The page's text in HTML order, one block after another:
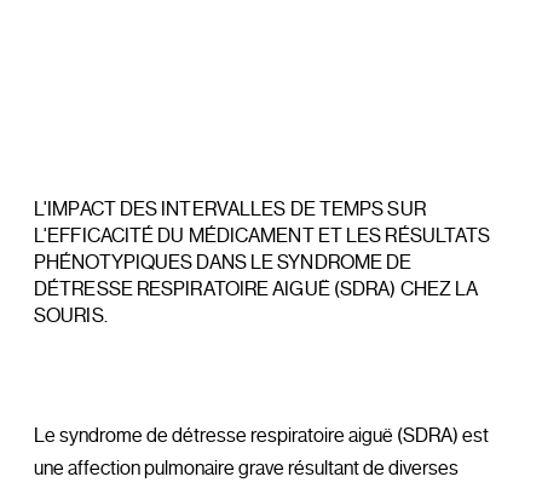
L'IMPACT DES INTERVALLES DE TEMPS SUR
L'EFFICACITÉ DU MÉDICAMENT ET LES RÉSULTATS
PHÉNOTYPIQUES DANS LE SYNDROME DE
DÉTRESSE RESPIRATOIRE AIGUË (SDRA) CHEZ LA
SOURIS.
Le syndrome de détresse respiratoire aiguë (SDRA) est
une affection pulmonaire grave résultant de diverses